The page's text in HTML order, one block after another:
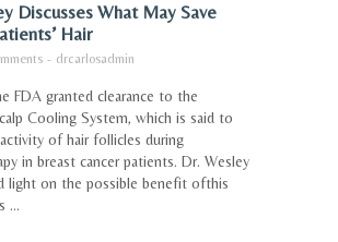
Discusses What May Save
Hair
- drcarlosadmin
FDA granted clearance to the
Cooling System, which is said to
of hair follicles during
in breast cancer patients. Dr. Wesley
light on the possible benefit ofthis
...